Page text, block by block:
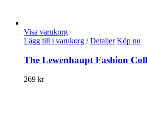
Visa varukorg
Lägg till i varukorg / Detaljer Köp nu
The Lewenhaupt Fashion
269 kr